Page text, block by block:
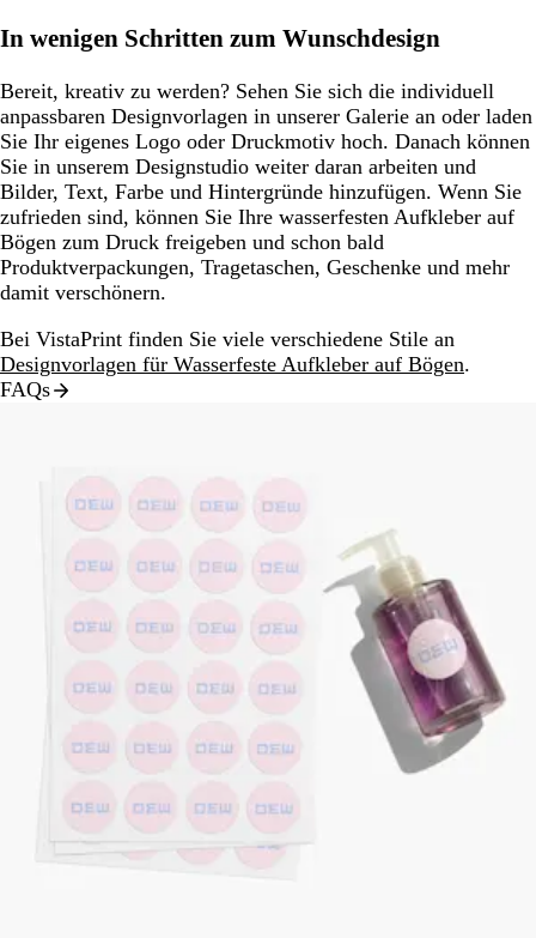
In wenigen Schritten zum Wunschdesign
Bereit, kreativ zu werden? Sehen Sie sich die individuell
anpassbaren Designvorlagen in unserer Galerie an oder laden
Sie Ihr eigenes Logo oder Druckmotiv hoch. Danach können
Sie in unserem Designstudio weiter daran arbeiten und
Bilder, Text, Farbe und Hintergründe hinzufügen. Wenn Sie
zufrieden sind, können Sie Ihre wasserfesten Aufkleber auf
Bögen zum Druck freigeben und schon bald
Produktverpackungen, Tragetaschen, Geschenke und mehr
damit verschönern.
Bei VistaPrint finden Sie viele verschiedene Stile an
Designvorlagen für Wasserfeste Aufkleber auf Bögen.
FAQs